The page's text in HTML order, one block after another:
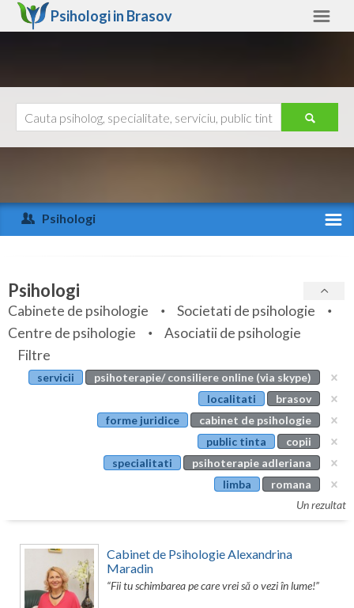
Psihologi in Brasov
Arad
Arges
Bihor
Bistrita-Nasaud
Botosani
Calarasi
Caras-Severin
Ajutor
Psihologi
Specialitati
Servicii
Articole
Evenimente
Psihologi
Cabinete de psihologie
Societati de psihologie
Centre de psihologie
Asociatii de psihologie
Filtre
servicii
psihoterapie/ consiliere online (via skype)
localitati
brasov
forme juridice
cabinet de psihologie
public tinta
copii
specialitati
psihoterapie adleriana
limba
romana
Un rezultat
Cabinet de Psihologie Alexandrina
Maradin
“Fii tu schimbarea pe care vrei sǎ o vezi în lume!”